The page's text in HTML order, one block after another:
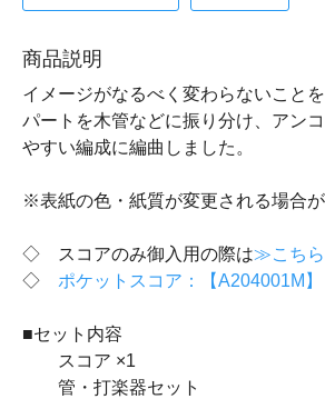
商品説明
イメージがなるべく変わらないこと
パートを木管などに振り分け、アン
やすい編成に編曲しました。
※表紙の色・紙質が変更される場合が
◇ スコアのみ御入用の際は≫こちら
◇ ポケットスコア：【A204001M】
■セット内容
スコア ×1
管・打楽器セット